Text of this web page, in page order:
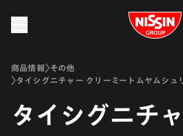
Nissin
商品情報
その他
タイシグニチャー クリーミートムヤムシュ
タイシグニチ